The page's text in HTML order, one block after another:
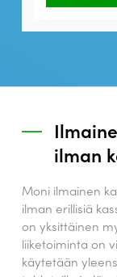
ilman
Moni ilmainen
ilman erillisiä
on yksittäinen
liiketoiminta on
käytetään